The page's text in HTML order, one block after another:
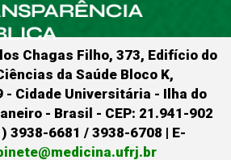
Chagas Filho, 373, Edifício do
da Saúde Bloco K,
- Cidade Universitária - Ilha do
- Brasil - CEP: 21.941-902
3938-6681 / 3938-6708 | E-